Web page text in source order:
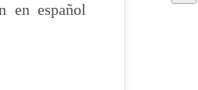
en español